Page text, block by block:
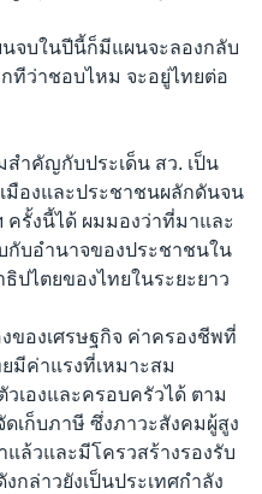
นจบในปีนี้ก็มีแผนจะลองกลับ
ทีว่าชอบไหม จะอยู่ไทยต่อ
สำคัญกับประเด็น สว. เป็น
มืองและประชาชนผลักดันจน
ครั้งนี้ได้ ผมมองว่าที่มาและ
กับอำนาจของประชาชนใน
ปไตยของไทยในระยะยาว
ของเศรษฐกิจ ค่าครองชีพที่
มีค่าแรงที่เหมาะสม
เองและครอบครัวได้ ตาม
เก็บภาษี ซึ่งภาวะสังคมผู้สูง
ล้วและมีโครวสร้างรองรับ
กล่าวยังเป็นประเทศกำลัง